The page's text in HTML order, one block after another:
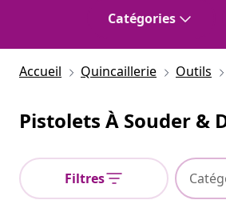
Catégories
Accueil Quincaillerie Outils
Pistolets À Souder &
Filtres